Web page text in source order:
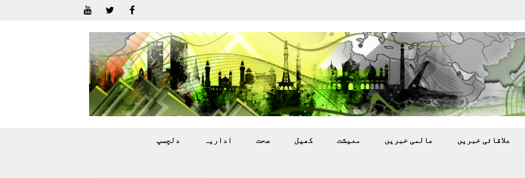
علاقائی خبريں عالمی خبريں معيشت کھيل صحت اداريہ دلچسپ